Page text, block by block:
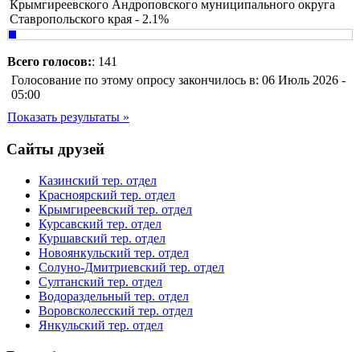
Крымгиреевского Андроповского муниципального округа
Ставропольского края - 2.1%
Всего голосов:: 141
Голосование по этому опросу закончилось в: 06 Июль 2026 -
05:00
Показать результаты »
Сайты друзей
Казинский тер. отдел
Красноярский тер. отдел
Крымгиреевский тер. отдел
Курсавский тер. отдел
Куршавский тер. отдел
Новоянкульский тер. отдел
Солуно-Дмитриевский тер. отдел
Султанский тер. отдел
Водораздельный тер. отдел
Воровсколесский тер. отдел
Янкульский тер. отдел